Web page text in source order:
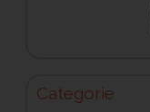
Categorie